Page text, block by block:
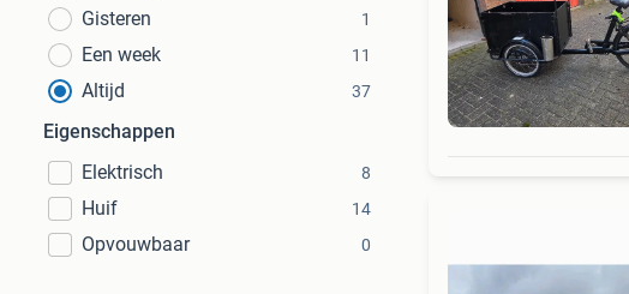
Gisteren 1
Een week 11
Altijd 37
Eigenschappen
Elektrisch
8
Huif 14
Opvouwbaar 0